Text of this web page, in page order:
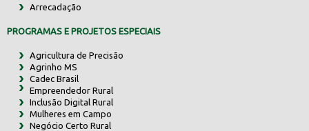
Arrecadação
PROGRAMAS E PROJETOS ESPECIAIS
Agricultura de Precisão
Agrinho MS
Cadec Brasil
Empreendedor Rural
Inclusão Digital Rural
Mulheres em Campo
Negócio Certo Rural